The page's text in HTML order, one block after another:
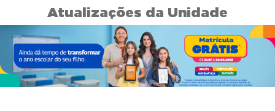
Atualizações da Unidade